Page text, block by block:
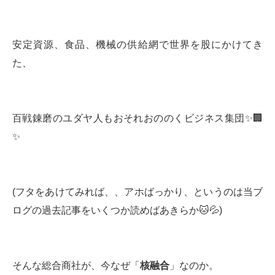
安定資源、食品、機械の供給網で世界を股にかけてき
た、
百戦錬磨のユダヤ人もおそれおののくビジネス集団✨🏢
✨
(フタをあけてみれば、、アホばっかり、というのは当ブ
ログの過去記事をいくつか読めばあきらか🐱💦)
そんな総合商社が、今なぜ「 核融合 」なのか。